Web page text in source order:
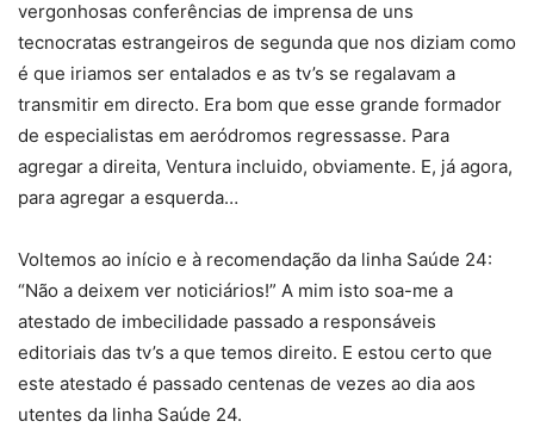
vergonhosas conferências de imprensa de uns
tecnocratas estrangeiros de segunda que nos diziam como
é que iriamos ser entalados e as tv’s se regalavam a
transmitir em directo. Era bom que esse grande formador
de especialistas em aeródromos regressasse. Para
agregar a direita, Ventura incluido, obviamente. E, já agora,
para agregar a esquerda…
Voltemos ao início e à recomendação da linha Saúde 24:
“Não a deixem ver noticiários!” A mim isto soa-me a
atestado de imbecilidade passado a responsáveis
editoriais das tv’s a que temos direito. E estou certo que
este atestado é passado centenas de vezes ao dia aos
utentes da linha Saúde 24.